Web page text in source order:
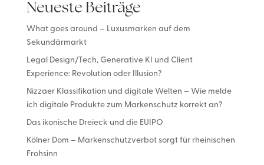
Neueste Beiträge
What goes around – Luxusmarken auf dem
Sekundärmarkt
Legal Design/Tech, Generative KI und Client
Experience: Revolution oder Illusion?
Nizzaer Klassifikation und digitale Welten – Wie melde
ich digitale Produkte zum Markenschutz korrekt an?
Das ikonische Dreieck und die EUIPO
Kölner Dom – Markenschutzverbot sorgt für rheinischen
Frohsinn